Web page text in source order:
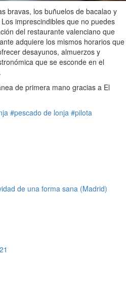
bravas, los buñuelos de bacalao y
imprescindibles que no puedes
del restaurante valenciano que
adquiere los mismos horarios que
desayunos, almuerzos y
que se esconde en el
de primera mano gracias a El
#pescado de lonja #pilota
de una forma sana (Madrid)